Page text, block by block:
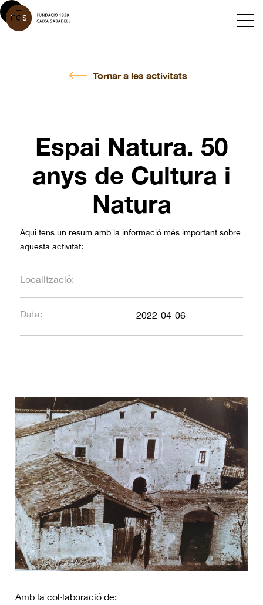
Tornar a les activitats
Amb la col·laboració de:
Espai Natura. 50
anys de Cultura i
Natura
Aqui tens un resum amb la informació més important sobre
aquesta activitat:
Localització:
Data: 2022-04-06